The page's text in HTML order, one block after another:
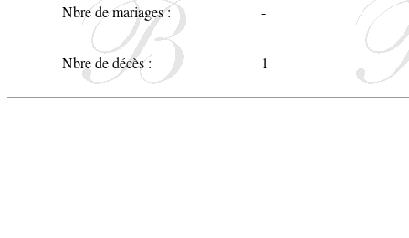
Nbre de mariages :
-
Nbre de décès : 1